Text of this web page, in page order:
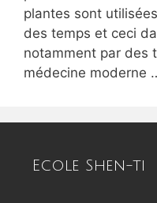
plantes sont
des temps et ceci
notamment par des
médecine moderne
Ecole Shen-ti